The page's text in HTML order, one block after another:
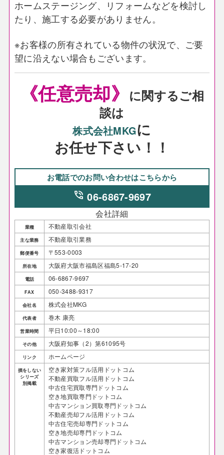
ホームステージング、リフォームなどを検討し
たり、施工する必要がありません。
※お客様の所有されている物件の状況で、ご要
望に沿えない場合もございます。
《任意売却》 に関するご相
談は
株式会社MKGに
お任せ下さい！！
お電話でのお問い合わせはこちらから
phone_in_talk 06-6867-9697
会社詳細
業種 不動産取引会社
主な業務 不動産取引業務
郵便番号 〒553-0003
所在地 大阪府大阪市福島区福島5-17-20
電話 06-6867-9697
FAX 050-3488-9317
会社名 株式会社MKG
代表者 巻木 康亮
営業時間 平日10:00～18:00
その他 大阪府知事（2）第61095号
リンク ホームページ
損をしない
シリーズ
別掲載
空き家対策フル活用ドットコム
不動産買取フル活用ドットコム
中古住宅買取専門ドットコム
空き地買取専門ドットコム
中古マンション買取専門ドットコム
不動産売却フル活用ドットコム
中古住宅売却専門ドットコム
空き地売却専門ドットコム
中古マンション売却専門ドットコム
空き家復活ドットコム